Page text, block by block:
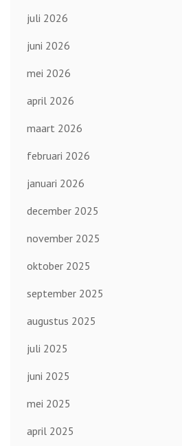
juli 2026
juni 2026
mei 2026
april 2026
maart 2026
februari 2026
januari 2026
december 2025
november 2025
oktober 2025
september 2025
augustus 2025
juli 2025
juni 2025
mei 2025
april 2025